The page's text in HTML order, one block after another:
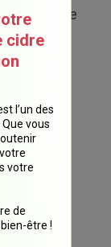
qui exerce
à
riches en
que la
peut
taux
cidre
l’un des
vous
votre
de
être !